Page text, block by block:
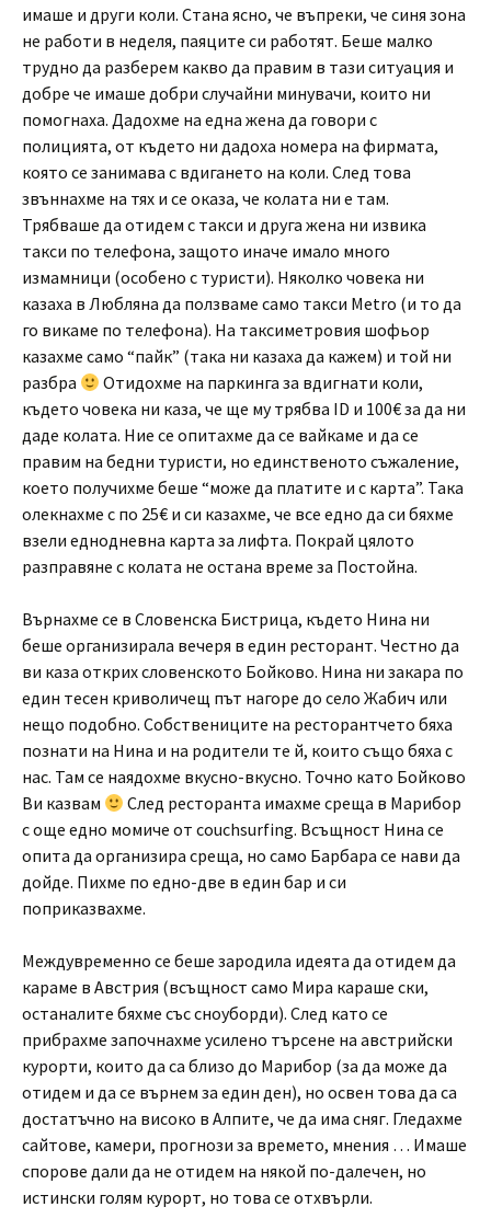
имаше и други коли. Стана ясно, че въпреки, че синя зона
не работи в неделя, паяците си работят. Беше малко
трудно да разберем какво да правим в тази ситуация и
добре че имаше добри случайни минувачи, които ни
помогнаха. Дадохме на една жена да говори с
полицията, от където ни дадоха номера на фирмата,
която се занимава с вдигането на коли. След това
звъннахме на тях и се оказа, че колата ни е там.
Трябваше да отидем с такси и друга жена ни извика
такси по телефона, защото иначе имало много
измамници (особено с туристи). Няколко човека ни
казаха в Любляна да ползваме само такси Metro (и то да
го викаме по телефона). На таксиметровия шофьор
казахме само “пайк” (така ни казаха да кажем) и той ни
разбра
Отидохме на паркинга за вдигнати коли,
където човека ни каза, че ще му трябва ID и 100€ за да ни
даде колата. Ние се опитахме да се вайкаме и да се
правим на бедни туристи, но единственото съжаление,
което получихме беше “може да платите и с карта”. Така
олекнахме с по 25€ и си казахме, че все едно да си бяхме
взели еднодневна карта за лифта. Покрай цялото
разправяне с колата не остана време за Постойна.
Върнахме се в Словенска Бистрица, където Нина ни
беше организирала вечеря в един ресторант. Честно да
ви каза открих словенското Бойково. Нина ни закара по
един тесен криволичещ път нагоре до село Жабич или
нещо подобно. Собствениците на ресторантчето бяха
познати на Нина и на родители те й, които също бяха с
нас. Там се наядохме вкусно-вкусно. Точно като Бойково
Ви казвам
След ресторанта имахме среща в Марибор
с още едно момиче от couchsurfing. Всъщност Нина се
опита да организира среща, но само Барбара се нави да
дойде. Пихме по едно-две в един бар и си
поприказвахме.
Междувременно се беше зародила идеята да отидем да
караме в Австрия (всъщност само Мира караше ски,
останалите бяхме със сноуборди). След като се
прибрахме започнахме усилено търсене на австрийски
курорти, които да са близо до Марибор (за да може да
отидем и да се върнем за един ден), но освен това да са
достатъчно на високо в Алпите, че да има сняг. Гледахме
сайтове, камери, прогнози за времето, мнения … Имаше
спорове дали да не отидем на някой по-далечен, но
истински голям курорт, но това се отхвърли.